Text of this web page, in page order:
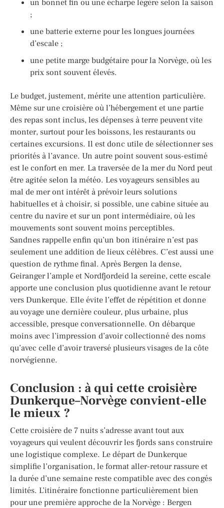
un bonnet fin ou une écharpe légère selon la saison
;
une batterie externe pour les longues journées
d’escale ;
une petite marge budgétaire pour la Norvège, où les
prix sont souvent élevés.
Le budget, justement, mérite une attention particulière.
Même sur une croisière où l’hébergement et une partie
des repas sont inclus, les dépenses à terre peuvent vite
monter, surtout pour les boissons, les restaurants ou
certaines excursions. Il est donc utile de sélectionner ses
priorités à l’avance. Un autre point souvent sous-estimé
est le confort en mer. La traversée de la mer du Nord peut
être agitée selon la météo. Les voyageurs sensibles au
mal de mer ont intérêt à prévoir leurs solutions
habituelles et à choisir, si possible, une cabine située au
centre du navire et sur un pont intermédiaire, où les
mouvements sont souvent moins perceptibles.
Sandnes rappelle enfin qu’un bon itinéraire n’est pas
seulement une addition de lieux célèbres. C’est aussi une
question de rythme final. Après Bergen la dense,
Geiranger l’ample et Nordfjordeid la sereine, cette escale
apporte une conclusion plus quotidienne avant le retour
vers Dunkerque. Elle évite l’effet de répétition et donne
au voyage une dernière couleur, plus urbaine, plus
accessible, presque conversationnelle. On débarque
moins avec l’impression d’avoir collectionné des noms
qu’avec celle d’avoir traversé plusieurs visages de la côte
norvégienne.
Conclusion : à qui cette croisière
Dunkerque–Norvège convient-elle
le mieux ?
Cette croisière de 7 nuits s’adresse avant tout aux
voyageurs qui veulent découvrir les fjords sans construire
une logistique complexe. Le départ de Dunkerque
simplifie l’organisation, le format aller-retour rassure et
la durée d’une semaine reste compatible avec des congés
limités. L’itinéraire fonctionne particulièrement bien
pour une première approche de la Norvège : Bergen